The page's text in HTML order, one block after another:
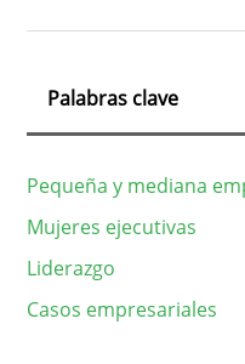
Palabras clave
Pequeña y mediana
Mujeres ejecutivas
Liderazgo
Casos empresariales